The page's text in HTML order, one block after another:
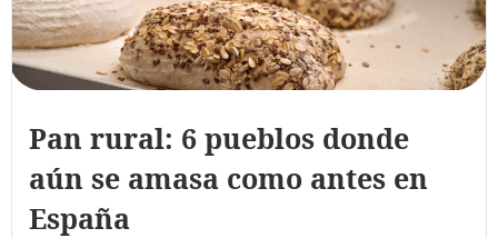
Pan rural: 6 pueblos donde
aún se amasa como antes en
España